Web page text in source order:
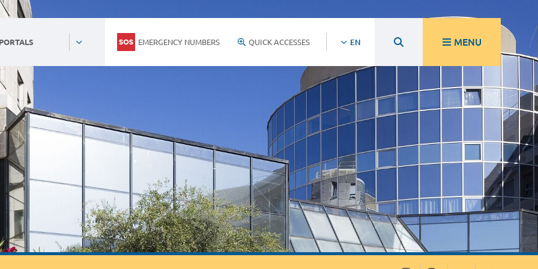
EMERGENCY NUMBERS QUICK ACCESSES EN MENU